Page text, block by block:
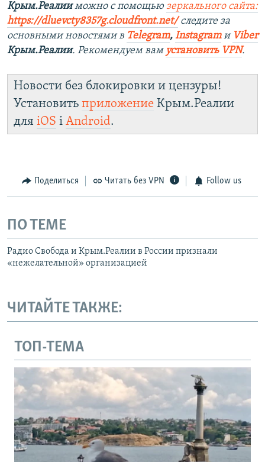
Крым.Реалииможно с помощью зеркального сайта:
https://dluevcty8357g.cloudfront.net/ следите за
основными новостями в Telegram, Instagramи Viber
Крым.Реалии. Рекомендуем вам установить VPN.
Новости без блокировки и цензуры!
Установить приложение Крым.Реалии
для iOS і Android.
Поделиться Читать без VPN Follow us
ПО ТЕМЕ
Радио Свобода и Крым.Реалии в России признали
«нежелательной» организацией
ЧИТАЙТЕ ТАКЖЕ:
ТОП-ТЕМА